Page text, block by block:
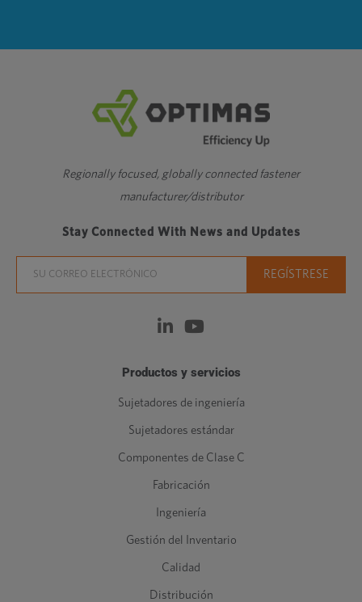
Regionally focused, globally connected fastener
manufacturer/distributor
Stay Connected With News and Updates
Productos y servicios
Sujetadores de ingeniería
Sujetadores estándar
Componentes de Clase C
Fabricación
Ingeniería
Gestión del Inventario
Calidad
Distribución